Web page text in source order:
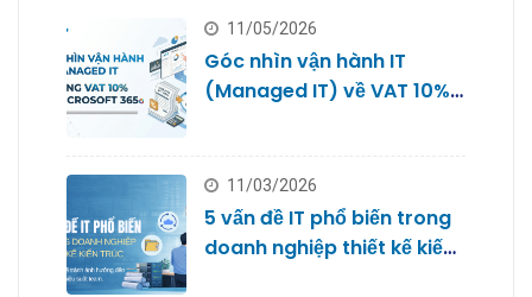
11/05/2026
Góc nhìn vận hành IT
(Managed IT) về VAT 10%
11/03/2026
5 vấn đề IT phổ biến trong
doanh nghiệp thiết kế kiến